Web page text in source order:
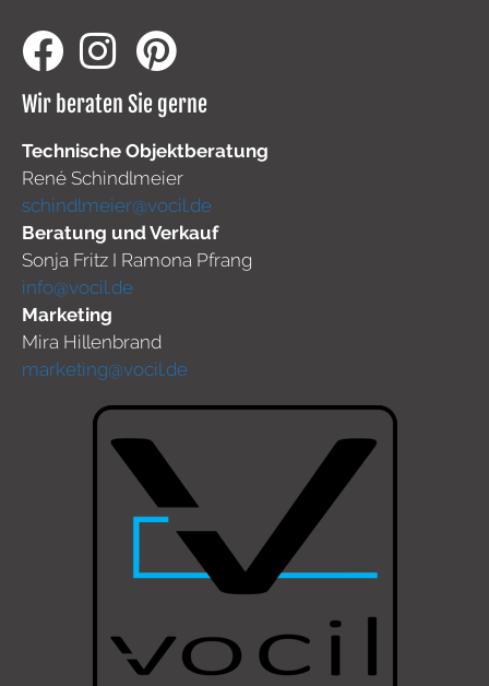
Wir beraten Sie gerne
Technische Objektberatung
René Schindlmeier
schindlmeier@vocil.de
Beratung und Verkauf
Sonja Fritz I Ramona Pfrang
info@vocil.de
Marketing
Mira Hillenbrand
marketing@vocil.de